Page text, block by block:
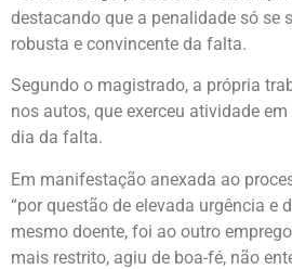
destacando que a penalidade só se
robusta e convincente da falta.
Segundo o magistrado, a própria
nos autos, que exerceu atividade
dia da falta.
Em manifestação anexada ao
“por questão de elevada urgência e
mesmo doente, foi ao outro
mais restrito, agiu de boa-fé, não